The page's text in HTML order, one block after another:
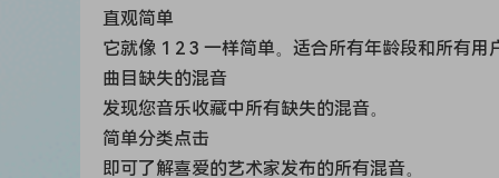
直观简单
它就像 1 2 3 一样简单。适合所有年龄段和所有用
曲目缺失的混音
发现您音乐收藏中所有缺失的混音。
简单分类点击
即可了解喜爱的艺术家发布的所有混音。